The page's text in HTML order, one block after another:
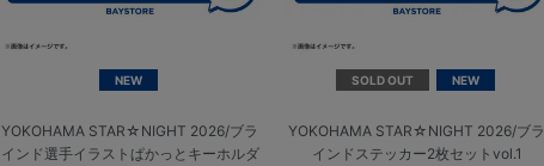
NEW
YOKOHAMA STAR☆NIGHT 2026/ブラ
インド選手イラストぱかっとキーホルダ
SOLD OUT NEW
YOKOHAMA STAR☆NIGHT 2026/ブラ
インドステッカー2枚セットvol.1